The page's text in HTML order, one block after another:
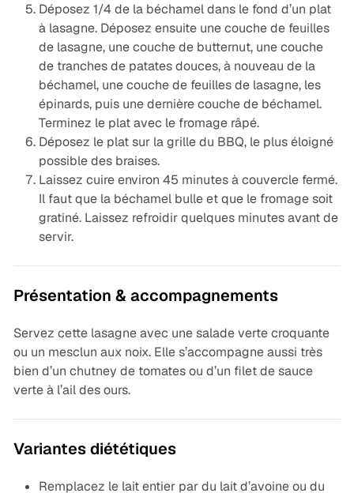
Déposez 1/4 de la béchamel dans le fond d’un plat
à lasagne. Déposez ensuite une couche de feuilles
de lasagne, une couche de butternut, une couche
de tranches de patates douces, à nouveau de la
béchamel, une couche de feuilles de lasagne, les
épinards, puis une dernière couche de béchamel.
Terminez le plat avec le fromage râpé.
Déposez le plat sur la grille du BBQ, le plus éloigné
possible des braises.
Laissez cuire environ 45 minutes à couvercle fermé.
Il faut que la béchamel bulle et que le fromage soit
gratiné. Laissez refroidir quelques minutes avant de
servir.
Présentation & accompagnements
Servez cette lasagne avec une salade verte croquante
ou un mesclun aux noix. Elle s’accompagne aussi très
bien d’un chutney de tomates ou d’un filet de sauce
verte à l’ail des ours.
Variantes diététiques
Remplacez le lait entier par du lait d’avoine ou du